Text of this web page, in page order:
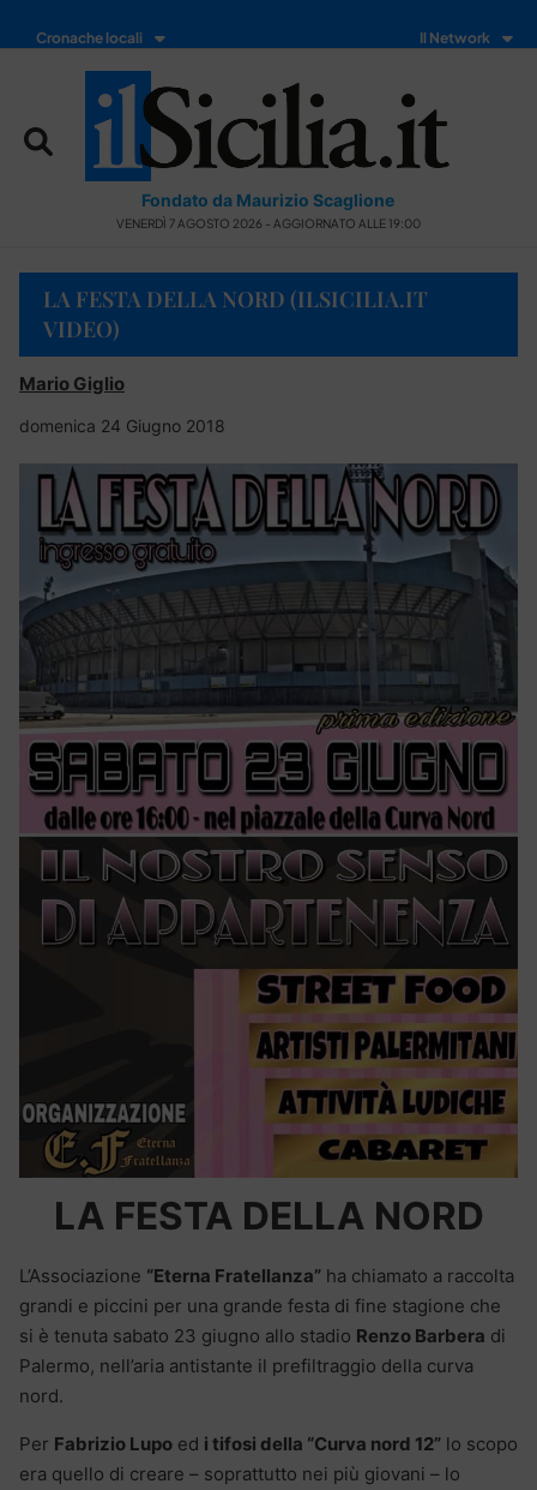
Cronache locali Il Network
Fondato da Maurizio Scaglione
VENERDÌ 7 AGOSTO 2026 - AGGIORNATO ALLE 19:00
LA FESTA DELLA NORD (ILSICILIA.IT
VIDEO)
Mario Giglio
domenica 24 Giugno 2018
LA FESTA DELLA NORD
L’Associazione “Eterna Fratellanza” ha chiamato a raccolta
grandi e piccini per una grande festa di fine stagione che
si è tenuta sabato 23 giugno allo stadio Renzo Barbera di
Palermo, nell’aria antistante il prefiltraggio della curva
nord.
Per Fabrizio Lupo ed i tifosi della “Curva nord 12” lo scopo
era quello di creare – soprattutto nei più giovani – lo